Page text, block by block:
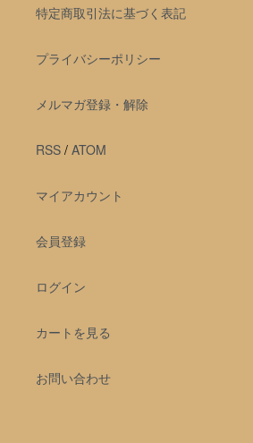
特定商取引法に基づく表記
プライバシーポリシー
メルマガ登録・解除
RSS / ATOM
マイアカウント
会員登録
ログイン
カートを見る
お問い合わせ